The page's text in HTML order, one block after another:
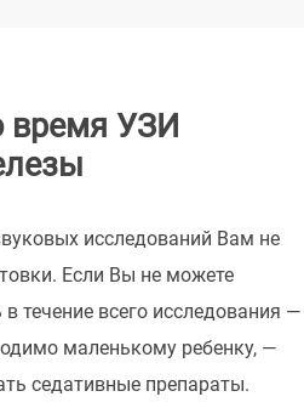
время УЗИ
исследований Вам не
Если Вы не можете
течение всего исследования —
маленькому ребенку, —
седативные препараты.